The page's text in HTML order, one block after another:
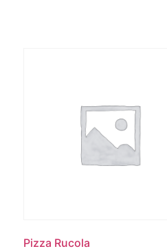
Pizza Rucola